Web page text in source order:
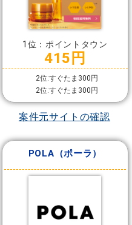
1位：ポイントタウン
415円
2位:すぐたま300円
2位:すぐたま300円
案件元サイトの確認
POLA（ポーラ）